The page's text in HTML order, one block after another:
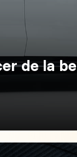
de la